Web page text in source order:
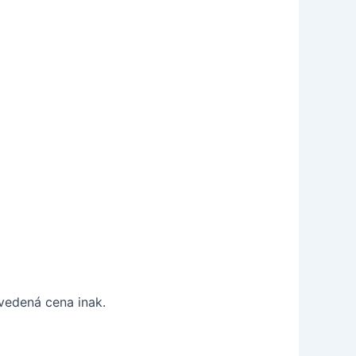
cena inak.